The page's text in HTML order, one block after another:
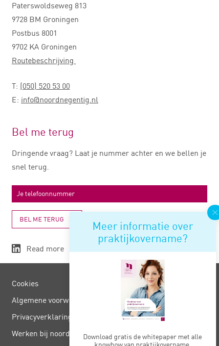
Meer informatie over
praktijkovername?
Download gratis de whitepaper met alle
knowhow van praktijkovername.
Paterswoldseweg 813
9728 BM Groningen
Postbus 8001
9702 KA Groningen
Routebeschrijving
T: (050) 520 53 00
E: info@noordnegentig.nl
Bel me terug
Dringende vraag? Laat je nummer achter en we bellen je
snel terug.
BEL ME TERUG
Read more
Cookies
Algemene voorwaarden
Privacy­verklaring
Werken bij noord negentig